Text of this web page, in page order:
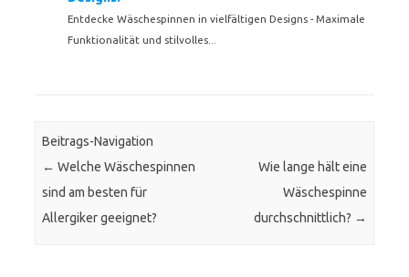
Entdecke Wäschespinnen in vielfältigen Designs - Maximale
Funktionalität und stilvolles...
Beitrags-Navigation
← Welche Wäschespinnen
sind am besten für
Allergiker geeignet?
Wie lange hält eine
Wäschespinne
durchschnittlich? →